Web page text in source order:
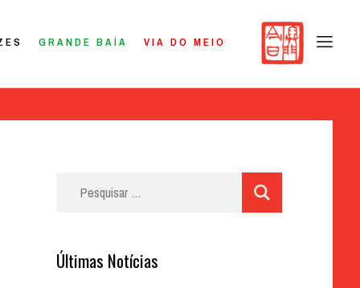
GRANDE BAÍA VIA DO MEIO
Últimas Notícias